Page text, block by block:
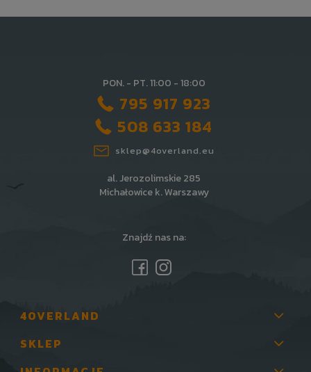
PON. - PT. 11:00 - 18:00
795 917 923
508 633 184
sklep@4overland.eu
al. Jerozolimskie 285
Michałowice k. Warszawy
Znajdź nas na:
4OVERLAND
SKLEP